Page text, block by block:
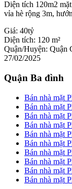
Diện tích 120m2
vỉa hè rộng 3m,
Giá: 40tỷ
Diện tích: 120 m²
Quận/Huyện: Quận
27/02/2025
Quận Ba đình
Bán nhà mặt
Bán nhà mặt
Bán nhà mặt
Bán nhà mặt
Bán nhà mặt
Bán nhà mặt
Bán nhà mặt
Bán nhà mặt
Bán nhà mặt
Bán nhà mặt